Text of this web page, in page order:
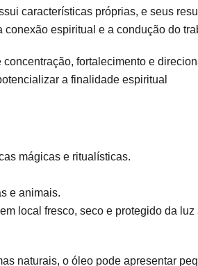
características próprias, e seus
espiritual e a condução do
fortalecimento e
a finalidade espiritual
mágicas e ritualísticas.
e animais.
local fresco, seco e protegido da luz
naturais, o óleo pode apresentar